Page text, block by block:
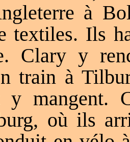
à
textiles. Ils
Clary y
train à
y mangent.
où ils